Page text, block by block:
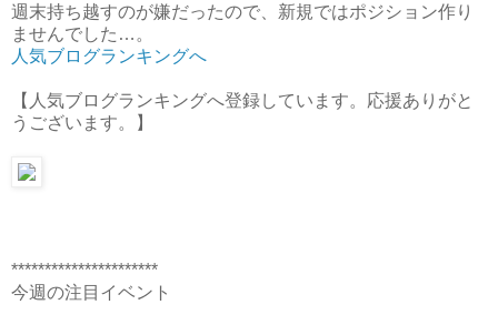
週末持ち越すのが嫌だったので、新規ではポジション作り
ませんでした…。
人気ブログランキングへ
【人気ブログランキングへ登録しています。応援ありがと
うございます。】
**********************
今週の注目イベント